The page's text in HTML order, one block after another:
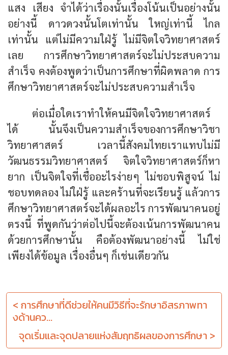
แสง เสียง จำได้ว่าเรื่องนั้นเรื่องโน้นเป็นอย่างนั้น
อย่างนี้ ดาวดวงนั้นโตเท่านั้น ใหญ่เท่านี้ ไกล
เท่านั้น แต่ไม่มีความใฝ่รู้ ไม่มีจิตใจวิทยาศาสตร์
เลย การศึกษาวิทยาศาสตร์จะไม่ประสบความ
สำเร็จ คงต้องพูดว่าเป็นการศึกษาที่ผิดพลาด การ
ศึกษาวิทยาศาสตร์จะไม่ประสบความสำเร็จ
ต่อเมื่อใดเราทำให้คนมีจิตใจวิทยาศาสตร์
ได้ นั้นจึงเป็นความสำเร็จของการศึกษาวิชา
วิทยาศาสตร์ เวลานี้สังคมไทยเราแทบไม่มี
วัฒนธรรมวิทยาศาสตร์ จิตใจวิทยาศาสตร์ก็หา
ยาก เป็นจิตใจที่เชื่ออะไรง่ายๆ ไม่ชอบพิสูจน์ ไม่
ชอบทดลอง ไม่ใฝ่รู้ และคร้านที่จะเรียนรู้ แล้วการ
ศึกษาวิทยาศาสตร์จะได้ผลอะไร การพัฒนาคนอยู่
ตรงนี้ ที่พูดกันว่าต่อไปนี้จะต้องเน้นการพัฒนาคน
ด้วยการศึกษานั้น คือต้องพัฒนาอย่างนี้ ไม่ใช่
เพียงได้ข้อมูล เรื่องอื่นๆ ก็เช่นเดียวกัน
< การศึกษาที่ดีช่วยให้คนมีวิธีที่จะรักษาอิสรภาพทา
งด้านคว...
จุดเริ่มและจุดปลายแห่งสัมฤทธิผลของการศึกษา >